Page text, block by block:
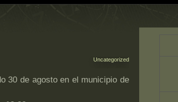
Uncategorized
30 de agosto en el municipio de